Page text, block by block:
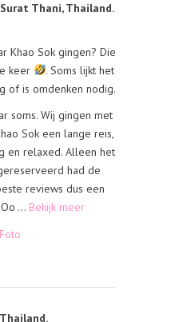
Thani, Thailand.
Khao Sok gingen? Die
keer
. Soms lijkt het
of is omdenken nodig.
soms. Wij gingen met
Sok een lange reis,
en relaxed. Alleen het
had de
reviews dus een
... Bekijk meer
Foto